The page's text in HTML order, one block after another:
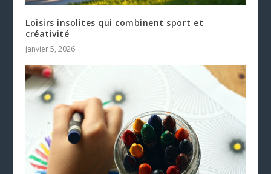
Loisirs insolites qui combinent sport et
créativité
janvier 5, 2026